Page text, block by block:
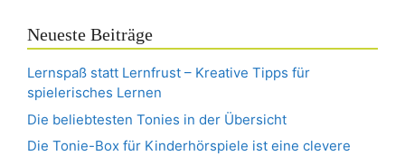
Neueste Beiträge
Lernspaß statt Lernfrust – Kreative Tipps für
spielerisches Lernen
Die beliebtesten Tonies in der Übersicht
Die Tonie-Box für Kinderhörspiele ist eine clevere